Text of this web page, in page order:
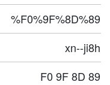
%F0%9F%8D%89
xn--ji8h
F0 9F 8D 89